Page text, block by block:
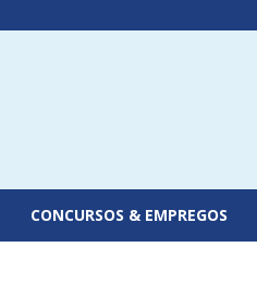
CONCURSOS & EMPREGOS